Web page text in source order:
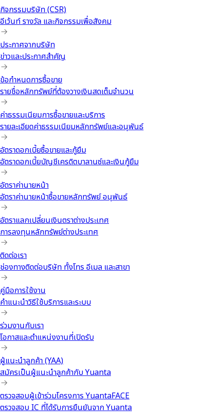
กิจกรรมบริษัท (CSR)
อีเว้นท์ รางวัล และกิจกรรมเพื่อสังคม
ประกาศจากบริษัท
ข่าวและประกาศสำคัญ
ข้อกำหนดการซื้อขาย
รายชื่อหลักทรัพย์ที่ต้องวางเงินสดเต็มจำนวน
ค่าธรรมเนียมการซื้อขายและบริการ
รายละเอียดค่าธรรมเนียมหลักทรัพย์และอนุพันธ์
อัตราดอกเบี้ยซื้อขายและกู้ยืม
อัตราดอกเบี้ยบัญชีเครดิตบาลานซ์และเงินกู้ยืม
อัตราค่านายหน้า
อัตราค่านายหน้าซื้อขายหลักทรัพย์ อนุพันธ์
อัตราแลกเปลี่ยนเงินตราต่างประเทศ
การลงทุนหลักทรัพย์ต่างประเทศ
ติดต่อเรา
ช่องทางติดต่อบริษัท ทั้งโทร อีเมล และสาขา
คู่มือการใช้งาน
คำแนะนำวิธีใช้บริการและระบบ
ร่วมงานกับเรา
โอกาสและตำแหน่งงานที่เปิดรับ
ผู้แนะนำลูกค้า (YAA)
สมัครเป็นผู้แนะนำลูกค้ากับ Yuanta
ตรวจสอบผู้เข้าร่วมโครงการ YuantaFACE
ตรวจสอบ IC ที่ได้รับการยืนยันจาก Yuanta